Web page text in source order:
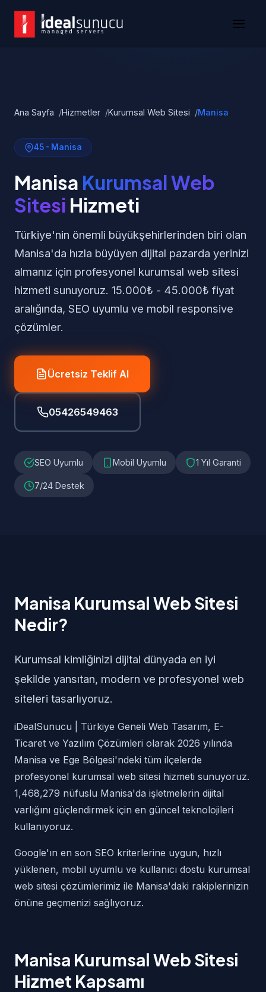
Ana Sayfa Hizmetler Kurumsal Web Sitesi Manisa
45 - Manisa
Manisa Kurumsal Web
Sitesi Hizmeti
Türkiye'nin önemli büyükşehirlerinden biri olan
Manisa'da hızla büyüyen dijital pazarda yerinizi
almanız için profesyonel kurumsal web sitesi
hizmeti sunuyoruz. 15.000₺ - 45.000₺ fiyat
aralığında, SEO uyumlu ve mobil responsive
çözümler.
Ücretsiz Teklif Al
05426549463
SEO Uyumlu Mobil Uyumlu 1 Yıl Garanti
7/24 Destek
Manisa Kurumsal Web Sitesi
Nedir?
Kurumsal kimliğinizi dijital dünyada en iyi
şekilde yansıtan, modern ve profesyonel web
siteleri tasarlıyoruz.
iDealSunucu | Türkiye Geneli Web Tasarım, E-
Ticaret ve Yazılım Çözümleri olarak 2026 yılında
Manisa ve Ege Bölgesi'ndeki tüm ilçelerde
profesyonel kurumsal web sitesi hizmeti sunuyoruz.
1,468,279 nüfuslu Manisa'da işletmelerin dijital
varlığını güçlendirmek için en güncel teknolojileri
kullanıyoruz.
Google'ın en son SEO kriterlerine uygun, hızlı
yüklenen, mobil uyumlu ve kullanıcı dostu kurumsal
web sitesi çözümlerimiz ile Manisa'daki rakiplerinizin
önüne geçmenizi sağlıyoruz.
Manisa Kurumsal Web Sitesi
Hizmet Kapsamı